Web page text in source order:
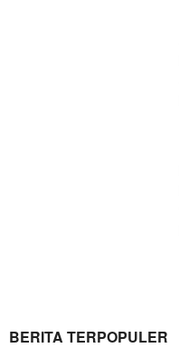
BERITA TERPOPULER